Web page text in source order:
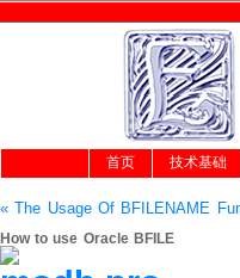
首页 技术基础
« The Usage Of BFILENAME
How to use Oracle BFILE